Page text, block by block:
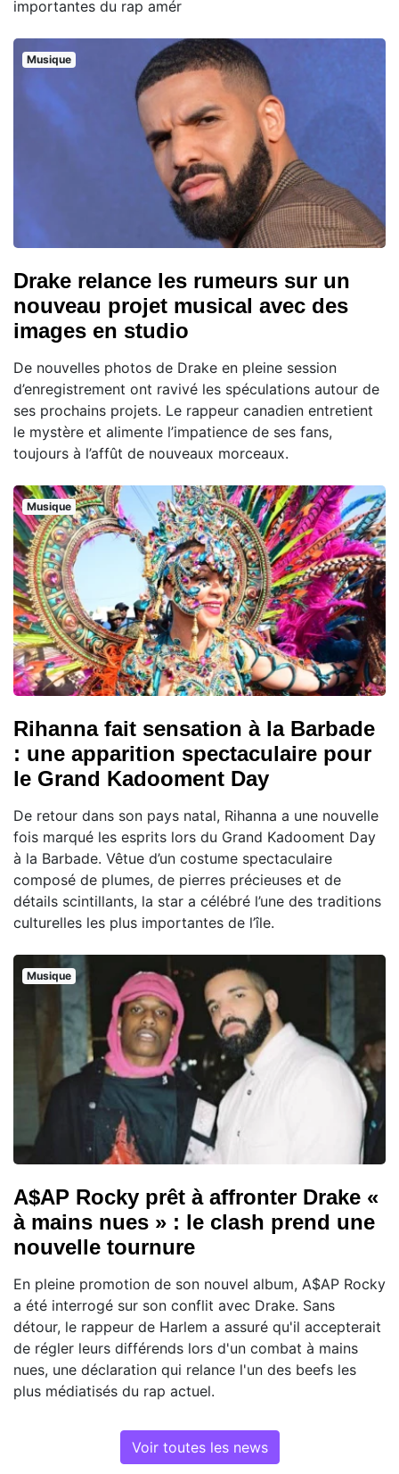
importantes du rap amér
Musique
Drake relance les rumeurs sur un
nouveau projet musical avec des
images en studio
De nouvelles photos de Drake en pleine session
d’enregistrement ont ravivé les spéculations autour de
ses prochains projets. Le rappeur canadien entretient
le mystère et alimente l’impatience de ses fans,
toujours à l’affût de nouveaux morceaux.
Musique
Rihanna fait sensation à la Barbade
: une apparition spectaculaire pour
le Grand Kadooment Day
De retour dans son pays natal, Rihanna a une nouvelle
fois marqué les esprits lors du Grand Kadooment Day
à la Barbade. Vêtue d’un costume spectaculaire
composé de plumes, de pierres précieuses et de
détails scintillants, la star a célébré l’une des traditions
culturelles les plus importantes de l’île.
Musique
A$AP Rocky prêt à affronter Drake «
à mains nues » : le clash prend une
nouvelle tournure
En pleine promotion de son nouvel album, A$AP Rocky
a été interrogé sur son conflit avec Drake. Sans
détour, le rappeur de Harlem a assuré qu'il accepterait
de régler leurs différends lors d'un combat à mains
nues, une déclaration qui relance l'un des beefs les
plus médiatisés du rap actuel.
Voir toutes les news